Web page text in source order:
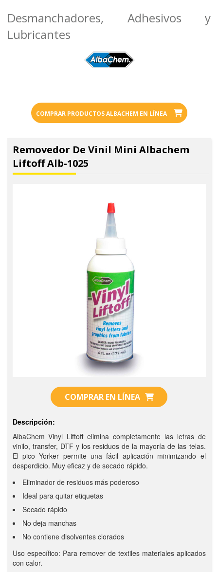
Desmanchadores, Adhesivos y
Lubricantes
COMPRAR PRODUCTOS ALBACHEM EN LÍNEA
Removedor De Vinil Mini Albachem
Liftoff Alb-1025
COMPRAR EN LÍNEA
Descripción:
AlbaChem Vinyl Liftoff elimina completamente las letras de
vinilo, transfer, DTF y los residuos de la mayoría de las telas.
El pico Yorker permite una fácil aplicación minimizando el
desperdicio. Muy eficaz y de secado rápido.
Eliminador de residuos más poderoso
Ideal para quitar etiquetas
Secado rápido
No deja manchas
No contiene disolventes clorados
Uso específico: Para remover de textiles materiales aplicados
con calor.